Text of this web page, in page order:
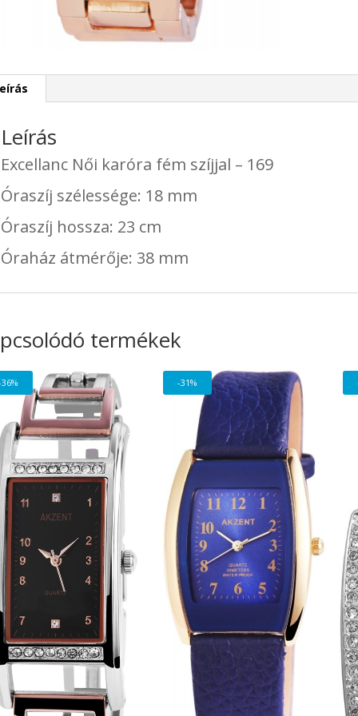
Leírás
Excellanc Női karóra fém szíjjal – 169
Óraszíj szélessége: 18 mm
Óraszíj hossza: 23 cm
Óraház átmérője: 38 mm
termékek
-31%